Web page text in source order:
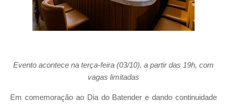
Evento acontece na terça-feira (03/10), a partir das 19h, com
vagas limitadas
Em comemoração ao Dia do Batender e dando continuidade